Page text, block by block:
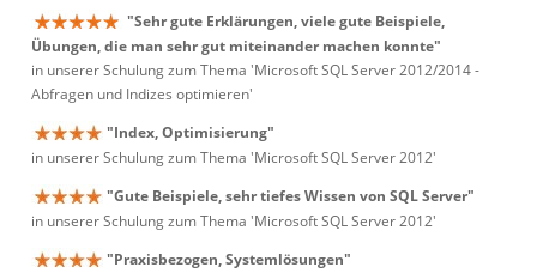
"Sehr gute Erklärungen, viele gute Beispiele,
Übungen, die man sehr gut miteinander machen konnte"
in unserer Schulung zum Thema 'Microsoft SQL Server 2012/2014 -
Abfragen und Indizes optimieren'
"Index, Optimisierung"
in unserer Schulung zum Thema 'Microsoft SQL Server 2012'
"Gute Beispiele, sehr tiefes Wissen von SQL Server"
in unserer Schulung zum Thema 'Microsoft SQL Server 2012'
"Praxisbezogen, Systemlösungen"